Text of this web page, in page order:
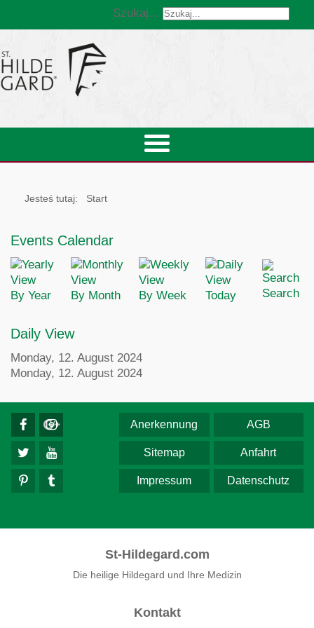
Szukaj...
Jesteś tutaj: Start
Events Calendar
By Year By Month By Week Today Search
Daily View
Monday, 12. August 2024
Monday, 12. August 2024
AGB
Anerkennung
Anfahrt
Sitemap
Datenschutz
Impressum
St-Hildegard.com
Die heilige Hildegard und Ihre Medizin
Kontakt